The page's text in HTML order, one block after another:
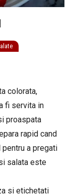
colorata,
fi servita in
proaspata
rapid cand
a pregati
salata este
si etichetati